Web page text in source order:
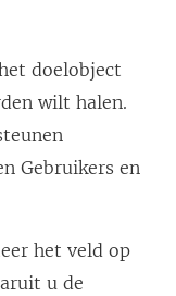
doelobject
wilt halen.
Gebruikers en
het veld op
u de